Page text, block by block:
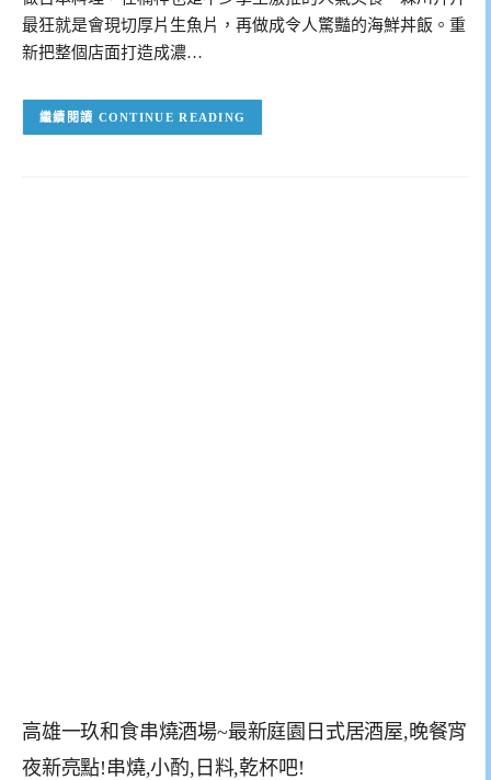
最狂就是會現切厚片生魚片，再做成令人驚豔的海鮮丼飯。重
新把整個店面打造成濃…
CONTINUE READING
高雄一玖和食串燒酒場~最新庭園日式居酒屋,晚餐宵
夜新亮點!串燒,小酌,日料,乾杯吧!